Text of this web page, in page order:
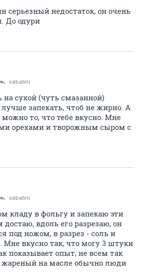
серьезный недостаток, он очень
До одури
sabatini
сухой (чуть смазанной)
запекать, чтоб не жирно. А
то, что тебе вкусно. Мне
орехами и творожным сыром с
sabatini
кладу в фольгу и запекаю эти
вдоль его разрезаю, он
под ножом, в разрез - соль и
Мне вкусно так, что могу 3 штуки
показывает опыт, не всем так
жареный на масле обычно люди